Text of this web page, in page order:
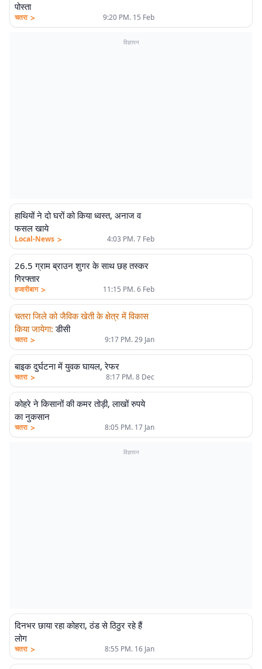
पोस्ता
चतरा > 9:20 PM. 15 Feb
विज्ञापन
हाथियों ने दो घरों को किया ध्वस्त, अनाज व
फसल खाये
Local-News > 4:03 PM. 7 Feb
26.5 ग्राम ब्राउन शुगर के साथ छह तस्कर
गिरफ्तार
हजारीबाग > 11:15 PM. 6 Feb
चतरा जिले को जैविक खेती के क्षेत्र में विकास
किया जायेगा: डीसी
चतरा > 9:17 PM. 29 Jan
बाइक दुर्घटना में युवक घायल, रेफर
चतरा > 8:17 PM. 8 Dec
कोहरे ने किसानों की कमर तोड़ी, लाखों रुपये
का नुकसान
चतरा > 8:05 PM. 17 Jan
विज्ञापन
दिनभर छाया रहा कोहरा, ठंड से ठिठुर रहे हैं
लोग
चतरा > 8:55 PM. 16 Jan